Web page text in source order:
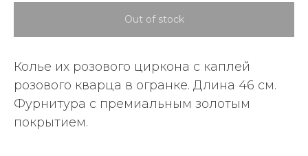
Out of stock
Колье их розового циркона с каплей
розового кварца в огранке. Длина 46 см.
Фурнитура с премиальным золотым
покрытием.